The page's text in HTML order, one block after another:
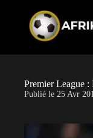
Premier League :
Publié le 25 Avr